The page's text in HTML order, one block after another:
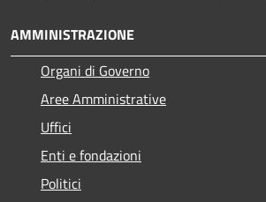
AMMINISTRAZIONE
Organi di Governo
Aree Amministrative
Uffici
Enti e fondazioni
Politici